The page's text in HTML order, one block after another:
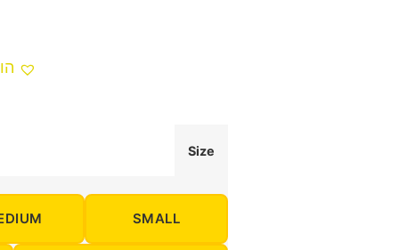
Size
SMALL